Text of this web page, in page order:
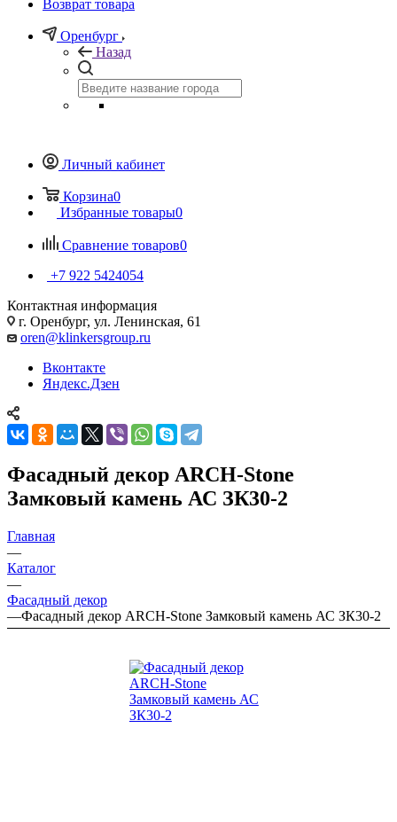
Возврат товара
Оренбург
Назад
Личный кабинет
Корзина0
Избранные товары0
Сравнение товаров0
+7 922 5424054
Контактная информация
г. Оренбург, ул. Ленинская, 61
oren@klinkersgroup.ru
Вконтакте
Яндекс.Дзен
Фасадный декор ARCH-Stone
Замковый камень АС ЗК30-2
Главная
—
Каталог
—
Фасадный декор
—Фасадный декор ARCH-Stone Замковый камень АС ЗК30-2